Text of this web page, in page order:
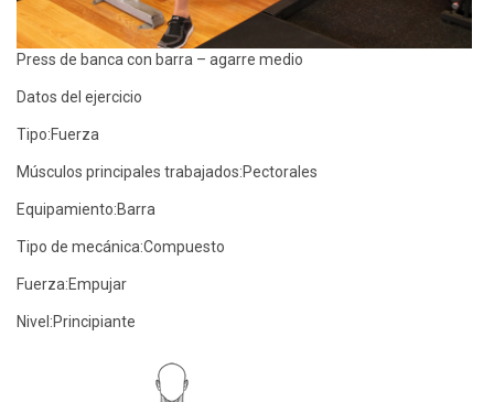
Press de banca con barra – agarre medio
Datos del ejercicio
Tipo:Fuerza
Músculos principales trabajados:Pectorales
Equipamiento:Barra
Tipo de mecánica:Compuesto
Fuerza:Empujar
Nivel:Principiante